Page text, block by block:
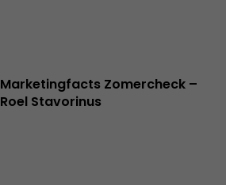
Marketingfacts Zomercheck –
Roel Stavorinus